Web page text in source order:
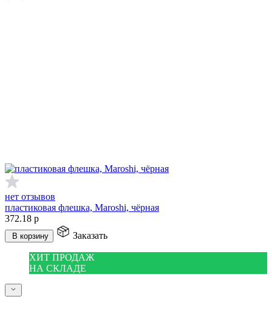
нет отзывов
пластиковая флешка, Maroshi, чёрная
372.18 р
В корзину Заказать
ХИТ ПРОДАЖ
НА СКЛАДЕ